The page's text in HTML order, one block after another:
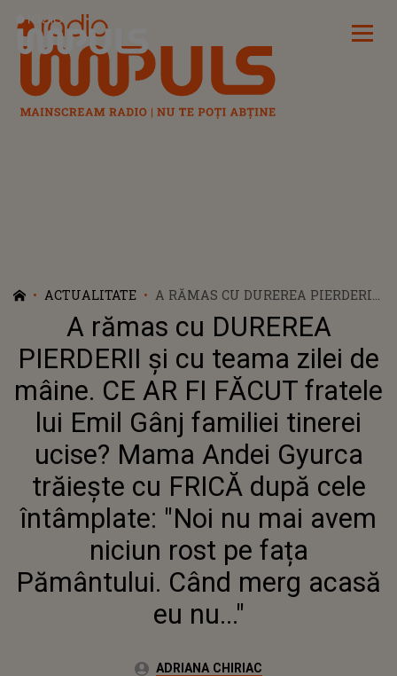
Radio Impuls
ACTUALITATE
A RĂMAS CU DUREREA PIERDERII
ȘI CU TEAMA ZILEI DE MÂINE. CE
AR FI FĂCUT FRATELE LUI EMIL
GÂNJ FAMILIEI TINEREI UCISE?
MAMA ANDEI GYURCA TRĂIEȘTE
CU FRICĂ DUPĂ CELE
ÎNTÂMPLATE: "NOI NU MAI AVEM
NICIUN ROST PE FAȚA
PĂMÂNTULUI. CÂND MERG ACASĂ
EU NU..."
A rămas cu DUREREA
PIERDERII și cu teama zilei de
mâine. CE AR FI FĂCUT fratele
lui Emil Gânj familiei tinerei
ucise? Mama Andei Gyurca
trăiește cu FRICĂ după cele
întâmplate: "Noi nu mai avem
niciun rost pe fața
Pământului. Când merg acasă
eu nu..."
Autor:ADRIANA CHIRIAC